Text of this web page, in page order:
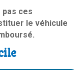
pas ces
le véhicule